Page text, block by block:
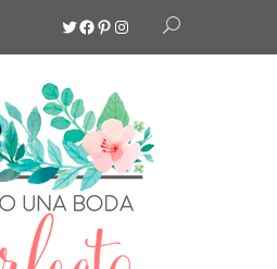
Twitter
Facebook
Pinterest
Instagram